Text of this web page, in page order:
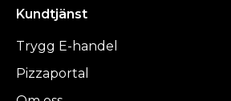
Kundtjänst
Trygg E-handel
Pizzaportal